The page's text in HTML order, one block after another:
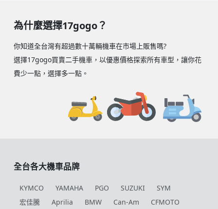
為什麼選擇17gogo？
你知道全台灣有超過數十萬輛機車在市場上販售嗎?
選擇17gogo買賣二手機車，以優惠價格探索所有車型，讓你花
費少一點，選擇多一點。
全台各大機車品牌
KYMCO YAMAHA PGO SUZUKI
SYM
宏佳騰
Aprilia BMW Can-Am
CFMOTO